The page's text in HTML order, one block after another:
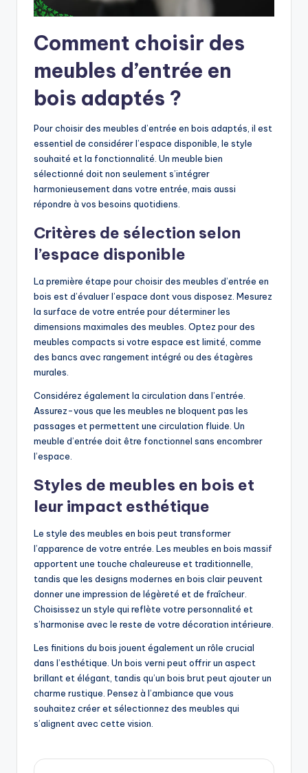
Comment choisir des
meubles d’entrée en
bois adaptés ?
Pour choisir des meubles d’entrée en bois adaptés, il est
essentiel de considérer l’espace disponible, le style
souhaité et la fonctionnalité. Un meuble bien
sélectionné doit non seulement s’intégrer
harmonieusement dans votre entrée, mais aussi
répondre à vos besoins quotidiens.
Critères de sélection selon
l’espace disponible
La première étape pour choisir des meubles d’entrée en
bois est d’évaluer l’espace dont vous disposez. Mesurez
la surface de votre entrée pour déterminer les
dimensions maximales des meubles. Optez pour des
meubles compacts si votre espace est limité, comme
des bancs avec rangement intégré ou des étagères
murales.
Considérez également la circulation dans l’entrée.
Assurez-vous que les meubles ne bloquent pas les
passages et permettent une circulation fluide. Un
meuble d’entrée doit être fonctionnel sans encombrer
l’espace.
Styles de meubles en bois et
leur impact esthétique
Le style des meubles en bois peut transformer
l’apparence de votre entrée. Les meubles en bois massif
apportent une touche chaleureuse et traditionnelle,
tandis que les designs modernes en bois clair peuvent
donner une impression de légèreté et de fraîcheur.
Choisissez un style qui reflète votre personnalité et
s’harmonise avec le reste de votre décoration intérieure.
Les finitions du bois jouent également un rôle crucial
dans l’esthétique. Un bois verni peut offrir un aspect
brillant et élégant, tandis qu’un bois brut peut ajouter un
charme rustique. Pensez à l’ambiance que vous
souhaitez créer et sélectionnez des meubles qui
s’alignent avec cette vision.